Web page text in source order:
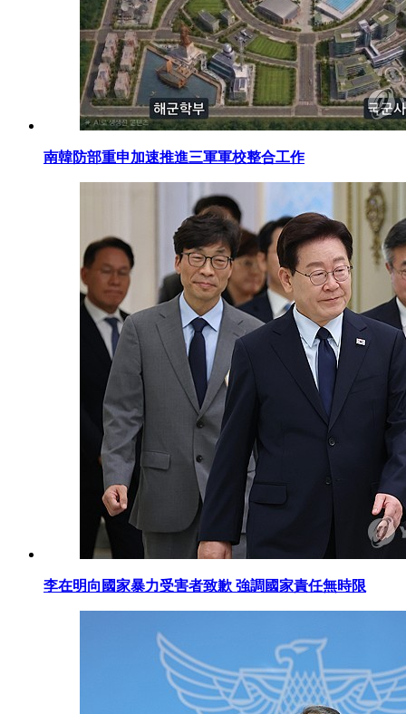
南韓防部重申加速推進三軍軍校整合工作
李在明向國家暴力受害者致歉 強調國家責任無時限